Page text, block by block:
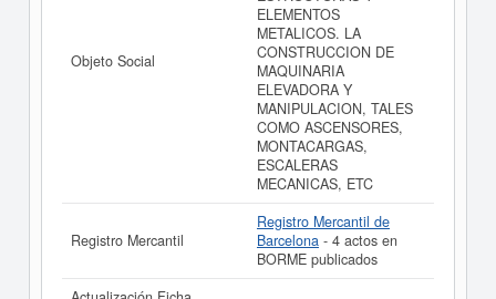
Objeto Social
ELEMENTOS
METALICOS. LA
CONSTRUCCION DE
MAQUINARIA
ELEVADORA Y
MANIPULACION, TALES
COMO ASCENSORES,
MONTACARGAS,
ESCALERAS
MECANICAS, ETC
Registro Mercantil
Registro Mercantil de
Barcelona - 4 actos en
BORME publicados